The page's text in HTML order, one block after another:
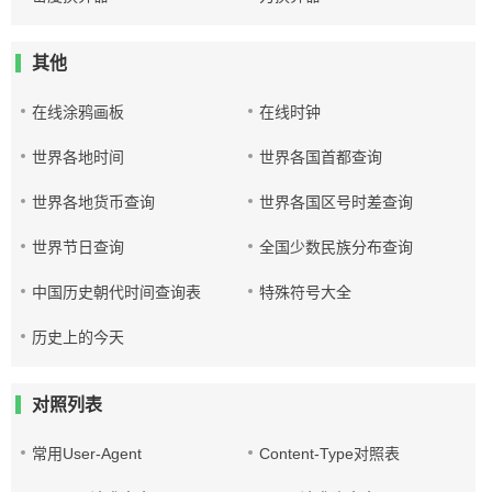
其他
在线涂鸦画板 在线时钟
世界各地时间 世界各国首都查询
世界各地货币查询 世界各国区号时差查询
世界节日查询 全国少数民族分布查询
中国历史朝代时间查询表 特殊符号大全
历史上的今天
对照列表
常用User-Agent Content-Type对照表